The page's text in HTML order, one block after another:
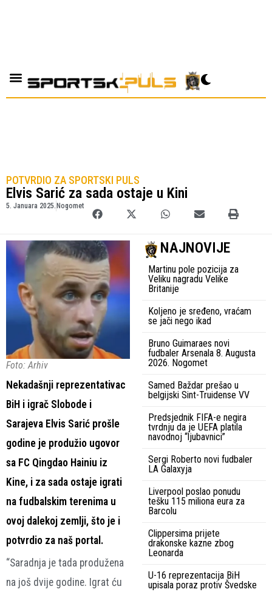
POTVRDIO ZA SPORTSKI PULS
Elvis Sarić za sada ostaje u Kini
5. Januara 2025. Nogomet
Foto: Arhiv
Nekadašnji reprezentativac
BiH i igrač Slobode i
Sarajeva Elvis Sarić prošle
godine je produžio ugovor
sa FC Qingdao Hainiu iz
Kine, i za sada ostaje igrati
na fudbalskim terenima u
ovoj dalekoj zemlji, što je i
potvrdio za naš portal.
“Saradnja je tada produžena
na još dvije godine. Igrat ću
NAJNOVIJE
Martinu pole pozicija za
Veliku nagradu Velike
Britanije
Koljeno je sređeno, vraćam
se jači nego ikad
Bruno Guimaraes novi
fudbaler Arsenala 8. Augusta
2026. Nogomet
Samed Baždar prešao u
belgijski Sint-Truidense VV
Predsjednik FIFA-e negira
tvrdnju da je UEFA platila
navodnoj “ljubavnici”
Sergi Roberto novi fudbaler
LA Galaxyja
Liverpool poslao ponudu
tešku 115 miliona eura za
Barcolu
Clippersima prijete
drakonske kazne zbog
Leonarda
U-16 reprezentacija BiH
upisala poraz protiv Švedske